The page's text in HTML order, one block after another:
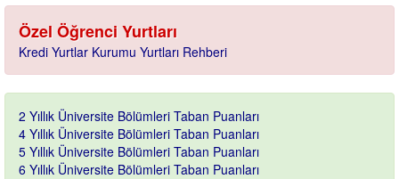
Özel Öğrenci Yurtları
Kredi Yurtlar Kurumu Yurtları Rehberi
2 Yıllık Üniversite Bölümleri Taban Puanları
4 Yıllık Üniversite Bölümleri Taban Puanları
5 Yıllık Üniversite Bölümleri Taban Puanları
6 Yıllık Üniversite Bölümleri Taban Puanları